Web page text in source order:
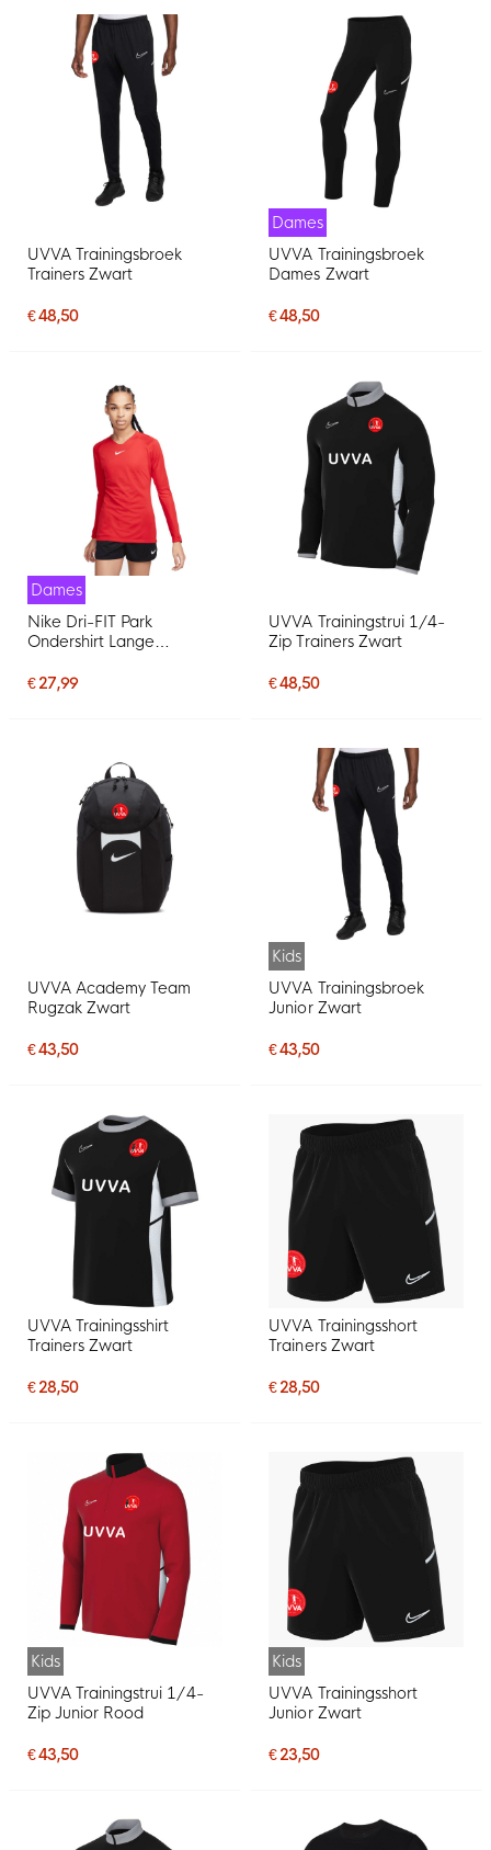
UVVA Trainingsbroek
Trainers Zwart
€ 48,50
Dames
UVVA Trainingsbroek
Dames Zwart
€ 48,50
Dames
Nike Dri-FIT Park
Ondershirt Lange
Wit
€ 27,99
UVVA Trainingstrui 1/4-
Zip Trainers Zwart
€ 48,50
UVVA Academy Team
Rugzak Zwart
€ 43,50
Kids
UVVA Trainingsbroek
Junior Zwart
€ 43,50
UVVA Trainingsshirt
Trainers Zwart
€ 28,50
UVVA Trainingsshort
Trainers Zwart
€ 28,50
Kids
UVVA Trainingstrui 1/4-
Zip Junior Rood
€ 43,50
Kids
UVVA Trainingsshort
Junior Zwart
€ 23,50